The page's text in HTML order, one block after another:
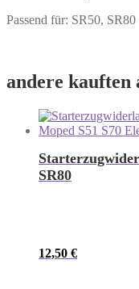
Passend für: SR50, SR80
andere kauften
SR80
12,50 €